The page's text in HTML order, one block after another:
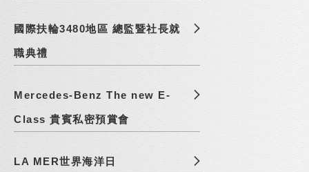
國際扶輪3480地區 總監暨社長就
職典禮
Mercedes-Benz The new E-
Class 貴賓私密預賞會
LA MER世界海洋日